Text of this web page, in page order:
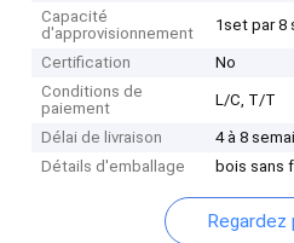
Capacité
d'approvisionnement
1set par 8
Certification
No
Conditions de
paiement
L/C, T/T
Délai de livraison
4 à 8
Détails d'emballage
bois sans
Regardez